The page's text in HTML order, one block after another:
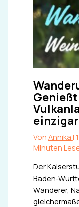
Von Annika |
Minuten
Der
Baden-
Wanderer,